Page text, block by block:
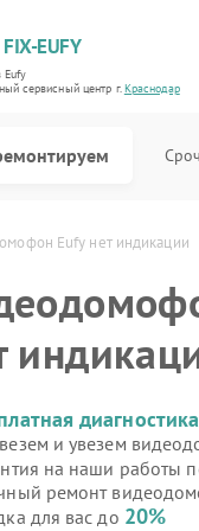
FIX-EUFY
Eufy
cервисный центр г.Краснодар
Eufy нет индикации
диагностика
и увезем
на наши работы
ремонт
для вас до 20%